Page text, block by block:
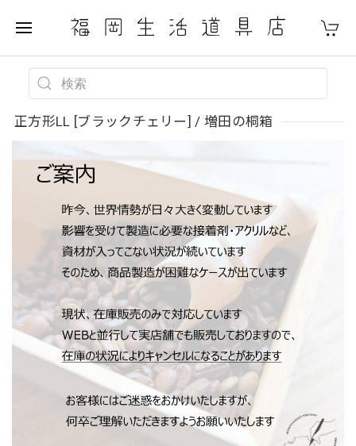
正方形LL [ブラックチェリー] / 増田の桐箱